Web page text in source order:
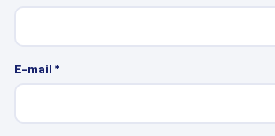
E-mail *